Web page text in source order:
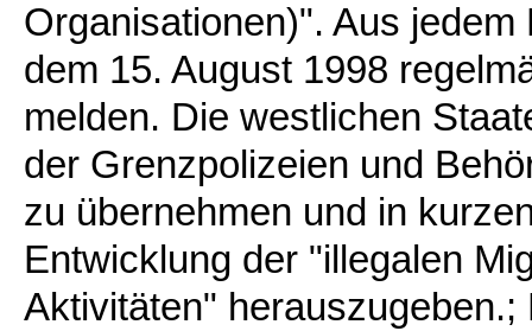
Organisationen)". Aus
dem 15. August 1998
melden. Die westlichen
der Grenzpolizeien und
zu übernehmen und in
Entwicklung der "illegalen
Aktivitäten"